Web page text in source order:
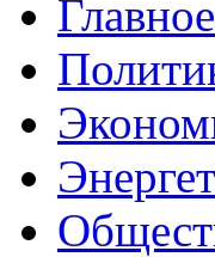
Главное